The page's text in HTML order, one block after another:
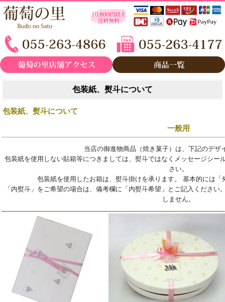
包装紙、熨斗について
包装紙、熨斗について
一般用
当店の御進物商品（焼き菓子）は、下記のデザ
包装紙を使用しない貼箱等につきましては、熨斗ではなくメッセージシー
さい。
包装紙を使用したお箱は、熨斗掛けを承ります。 基本的には
「内熨斗」をご希望の場合は、備考欄に「内熨斗希望」とご記入くださ
しません。